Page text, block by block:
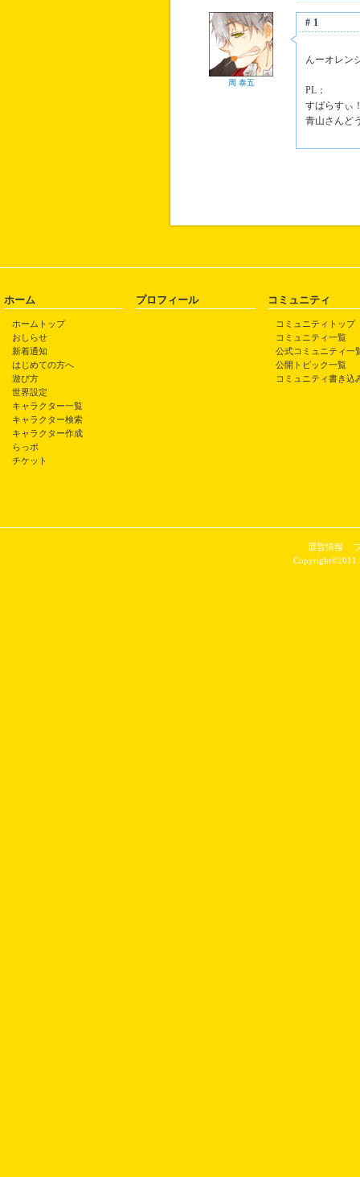
周 泰五
#1
んーオレン
PL：
すばらすぃ
青山さんど
ホーム
ホームトップ
おしらせ
新着通知
はじめての方へ
遊び方
世界設定
キャラクター一覧
キャラクター検索
キャラクター作成
らっポ
チケット
プロフィール コミュニティ
コミュニティトップ
コミュニティ一覧
公式コミュニティ一
公開トピック一覧
コミュニティ書き込
運営情報
Copyright©2011